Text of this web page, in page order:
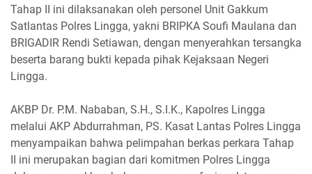
Tahap II ini dilaksanakan oleh personel Unit Gakkum
Satlantas Polres Lingga, yakni BRIPKA Soufi Maulana dan
BRIGADIR Rendi Setiawan, dengan menyerahkan tersangka
beserta barang bukti kepada pihak Kejaksaan Negeri
Lingga.
AKBP Dr. P.M. Nababan, S.H., S.I.K., Kapolres Lingga
melalui AKP Abdurrahman, PS. Kasat Lantas Polres Lingga
menyampaikan bahwa pelimpahan berkas perkara Tahap
II ini merupakan bagian dari komitmen Polres Lingga